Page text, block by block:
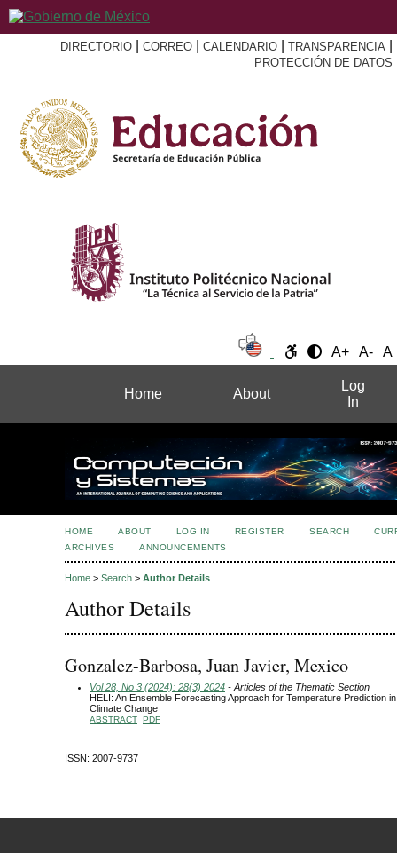
DIRECTORIO CORREO CALENDARIO TRANSPARENCIA
PROTECCIÓN DE DATOS
A+ A- A
Home About
Log
In
HOME ABOUT LOG IN REGISTER SEARCH
ARCHIVES
ANNOUNCEMENTS
Home > Search > Author Details
Author Details
Gonzalez-Barbosa, Juan Javier, Mexico
Vol 28, No 3 (2024): 28(3) 2024 - Articles of the Thematic Section
HELI: An Ensemble Forecasting Approach for Temperature Prediction
Climate Change
ABSTRACT PDF
ISSN: 2007-9737